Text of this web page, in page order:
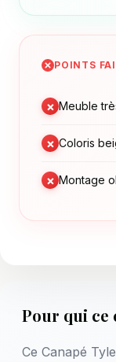
POINTS
× Meuble
× Coloris
× Montage
Pour qui ce
Ce Canapé